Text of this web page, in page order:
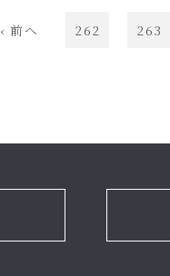
‹ 前へ 262 263